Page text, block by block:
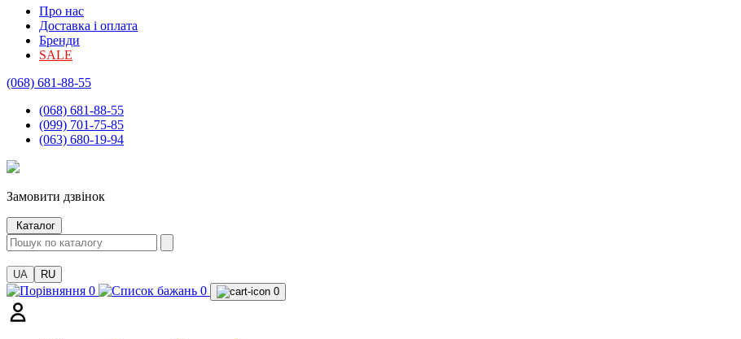
Про нас
Доставка і оплата
Бренди
SALE
(068) 681-88-55
(068) 681-88-55
(099) 701-75-85
(063) 680-19-94
Замовити дзвінок
Каталог
UA RU
0 0 0